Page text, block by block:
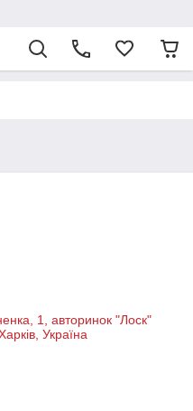
1, авторинок "Лоск"
Україна